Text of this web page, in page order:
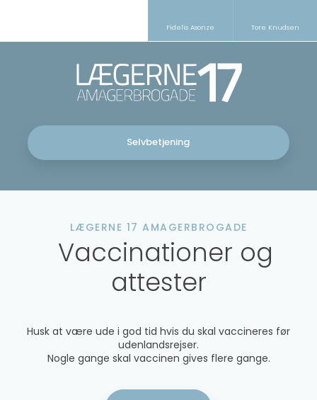
Fidelis Asonze​ Tore Knudsen
Selvbetjening
LÆGERNE 17 AMAGERBROGADE​
​​​ Vaccinationer og
attester
​Husk at være ude i god tid hvis du skal vaccineres før
udenlandsrejser.
Nogle gange skal vaccinen gives flere gange.